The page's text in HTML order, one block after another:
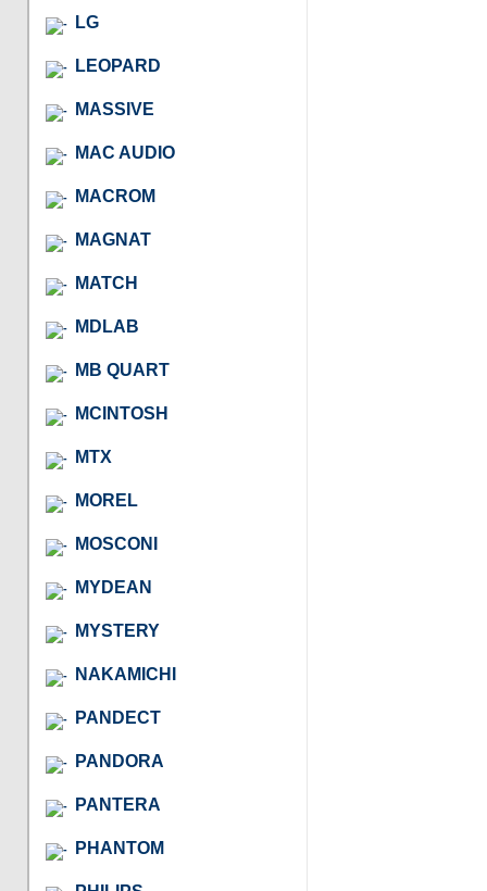
LG
LEOPARD
MASSIVE
MAC AUDIO
MACROM
MAGNAT
MATCH
MDLAB
MB QUART
MCINTOSH
MTX
MOREL
MOSCONI
MYDEAN
MYSTERY
NAKAMICHI
PANDECT
PANDORA
PANTERA
PHANTOM